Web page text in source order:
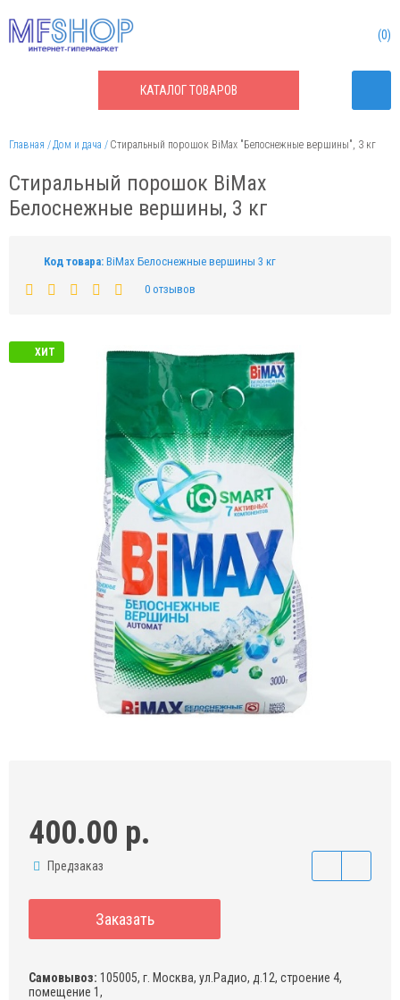
КАТАЛОГТОВАРОВ
0
Главная Дом и дача Стиральный порошок BiMax "Белоснежные вершины", 3 кг
Стиральный порошок BiMax
Белоснежные вершины, 3 кг
Код товара: BiMax Белоснежные вершины 3 кг
0 отзывов
ХИТ
400.00 р.
Предзаказ
Заказать
Самовывоз: 105005, г. Москва, ул.Радио, д.12, строение 4,
помещение 1,